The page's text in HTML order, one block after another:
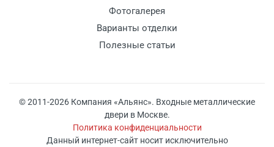
Фотогалерея
Варианты отделки
Полезные статьи
© 2011-2026 Компания «Альянс». Входные металлические
двери в Москве.
Политика конфиденциальности
Данный интернет-сайт носит исключительно